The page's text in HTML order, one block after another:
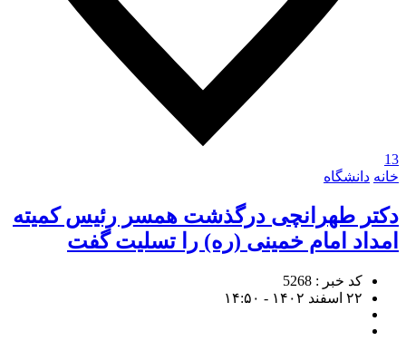
13
خانه دانشگاه
دکتر طهرانچی درگذشت همسر رئیس کمیته
امداد امام خمینی (ره) را تسلیت گفت
کد خبر : 5268
۲۲ اسفند ۱۴۰۲ - ۱۴:۵۰